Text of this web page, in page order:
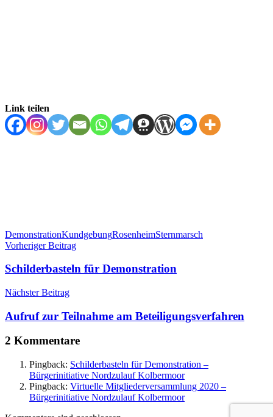
Link teilen
DemonstrationKundgebungRosenheimSternmarsch
Beitragsnavigation
Vorheriger Beitrag
Schilderbasteln für Demonstration
Nächster Beitrag
Aufruf zur Teilnahme am Beteiligungsverfahren
2 Kommentare
Pingback: Schilderbasteln für Demonstration –
Bürgerinitiative Nordzulauf Kolbermoor
Pingback: Virtuelle Mitgliederversammlung 2020 –
Bürgerinitiative Nordzulauf Kolbermoor